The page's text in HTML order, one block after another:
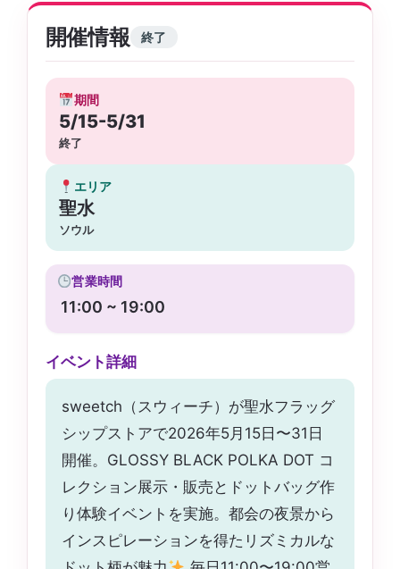
開催情報 終了
期間
5/15-5/31
終了
エリア
聖水
ソウル
営業時間
11:00 ~ 19:00
イベント詳細
sweetch（スウィーチ）が聖水フラッグ
シップストアで2026年5月15日〜31日
開催。GLOSSY BLACK POLKA DOT コ
レクション展示・販売とドットバッグ作
り体験イベントを実施。都会の夜景から
インスピレーションを得たリズミカルな